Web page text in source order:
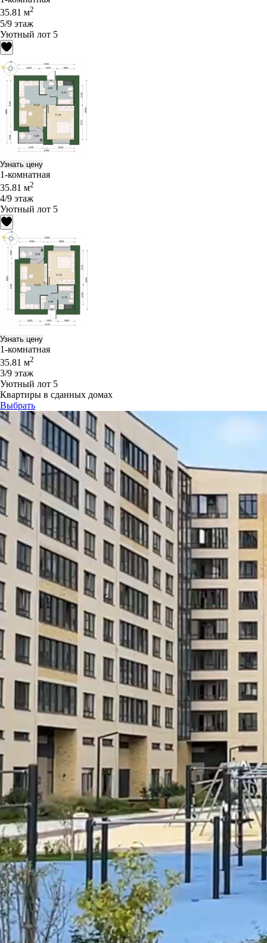
35.81 м2
5/9 этаж
Уютный лот 5
Узнать цену
1-комнатная
35.81 м2
4/9 этаж
Уютный лот 5
Узнать цену
1-комнатная
35.81 м2
3/9 этаж
Уютный лот 5
Квартиры в сданных домах
Выбрать